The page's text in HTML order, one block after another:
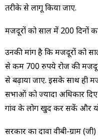
तरीके से लागू किया जाए.
मजदूरों को साल में 200 दिनों
उनकी मांग है कि मजदूरों को
से कम 700 रुपये रोज की
से बढ़ाया जाए. इसके साथ ही
सभाओं को ज्यादा अधिकार
गांव के लोग खुद कर सकें और
सरकार का दावा वीबी-ग्राम